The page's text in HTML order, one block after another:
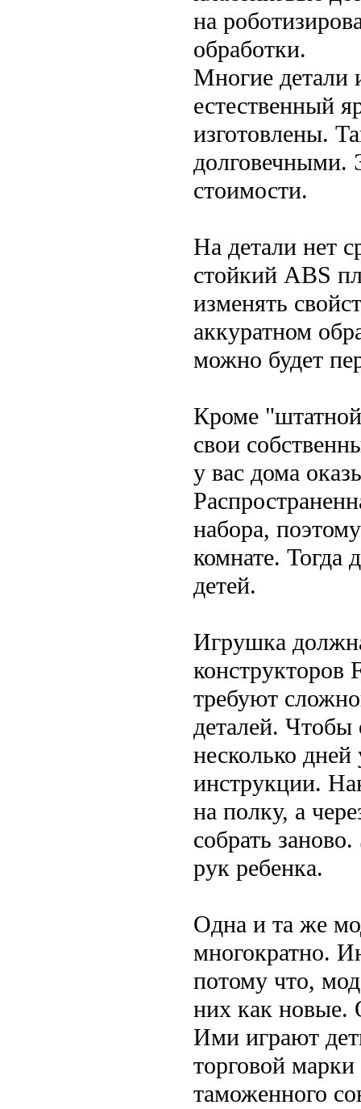
на
обработки.
Многие детали
естественный
изготовлены.
долговечными.
стоимости.
На детали нет
стойкий ABS
изменять
аккуратном
можно будет
Кроме
свои
у вас дома
набора,
комнате. Тогда
детей.
Игрушка
конструкторов
требуют
деталей. Чтобы
несколько
инструкции.
на полку, а
собрать
рук ребенка.
Одна и та же
многократно.
потому что,
них как новые.
Ими играют
торговой
таможенного